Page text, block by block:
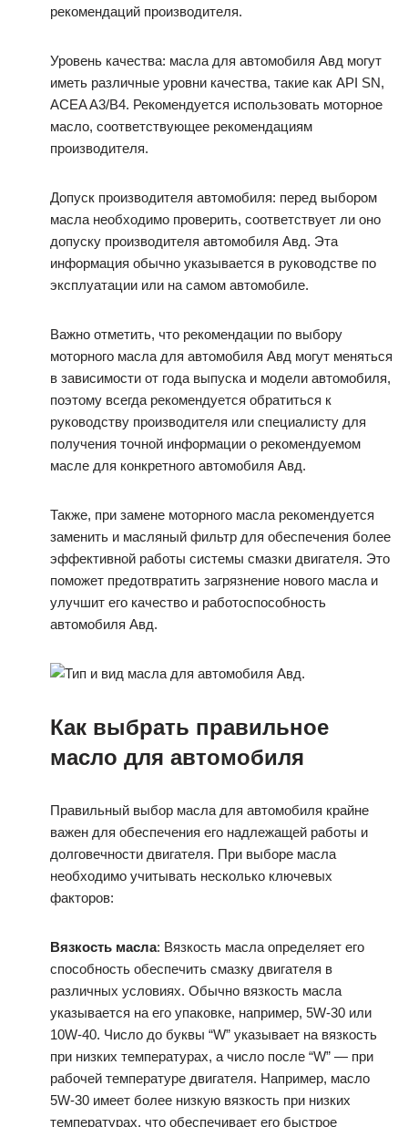
рекомендаций производителя.
Уровень качества: масла для автомобиля Авд могут
иметь различные уровни качества, такие как API SN,
ACEA A3/B4. Рекомендуется использовать моторное
масло, соответствующее рекомендациям
производителя.
Допуск производителя автомобиля: перед выбором
масла необходимо проверить, соответствует ли оно
допуску производителя автомобиля Авд. Эта
информация обычно указывается в руководстве по
эксплуатации или на самом автомобиле.
Важно отметить, что рекомендации по выбору
моторного масла для автомобиля Авд могут меняться
в зависимости от года выпуска и модели автомобиля,
поэтому всегда рекомендуется обратиться к
руководству производителя или специалисту для
получения точной информации о рекомендуемом
масле для конкретного автомобиля Авд.
Также, при замене моторного масла рекомендуется
заменить и масляный фильтр для обеспечения более
эффективной работы системы смазки двигателя. Это
поможет предотвратить загрязнение нового масла и
улучшит его качество и работоспособность
автомобиля Авд.
Как выбрать правильное
масло для автомобиля
Правильный выбор масла для автомобиля крайне
важен для обеспечения его надлежащей работы и
долговечности двигателя. При выборе масла
необходимо учитывать несколько ключевых
факторов:
Вязкость масла: Вязкость масла определяет его
способность обеспечить смазку двигателя в
различных условиях. Обычно вязкость масла
указывается на его упаковке, например, 5W-30 или
10W-40. Число до буквы “W” указывает на вязкость
при низких температурах, а число после “W” — при
рабочей температуре двигателя. Например, масло
5W-30 имеет более низкую вязкость при низких
температурах, что обеспечивает его быстрое